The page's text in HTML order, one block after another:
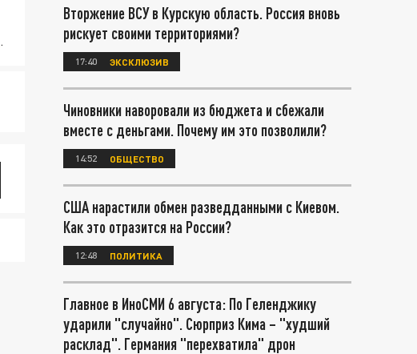
.
Вторжение ВСУ в Курскую область. Россия вновь
рискует своими территориями?
17:40 ЭКСКЛЮЗИВ
Чиновники наворовали из бюджета и сбежали
вместе с деньгами. Почему им это позволили?
14:52 ОБЩЕСТВО
США нарастили обмен разведданными с Киевом.
Как это отразится на России?
12:48 ПОЛИТИКА
Главное в ИноСМИ 6 августа: По Геленджику
ударили "случайно". Сюрприз Кима – "худший
расклад". Германия "перехватила" дрон